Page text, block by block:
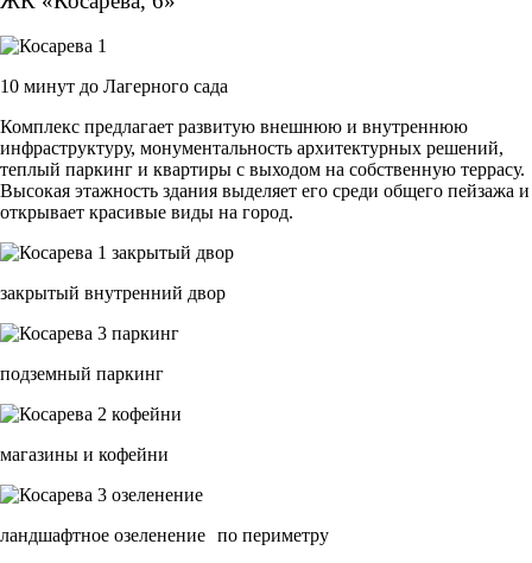
10 минут до Лагерного сада
Комплекс предлагает развитую внешнюю и внутреннюю
инфраструктуру, монументальность архитектурных решений,
теплый паркинг и квартиры с выходом на собственную террасу.
Высокая этажность здания выделяет его среди общего пейзажа и
открывает красивые виды на город.
закрытый внутренний двор
подземный паркинг
магазины и кофейни
ландшафтное озеленение по периметру